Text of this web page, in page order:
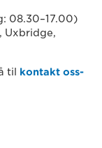
08.30–17.00)
Uxbridge,
til kontakt oss-